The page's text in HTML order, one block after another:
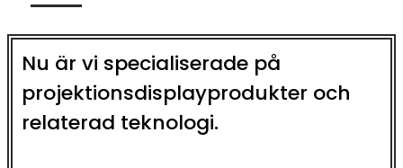
Nu är vi specialiserade på
projektionsdisplayprodukter och
relaterad teknologi.